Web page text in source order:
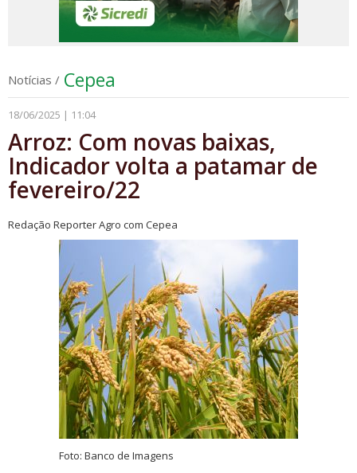
Notícias / Cepea
18/06/2025 | 11:04
Arroz: Com novas baixas,
Indicador volta a patamar de
fevereiro/22
Redação Reporter Agro com Cepea
Foto: Banco de Imagens